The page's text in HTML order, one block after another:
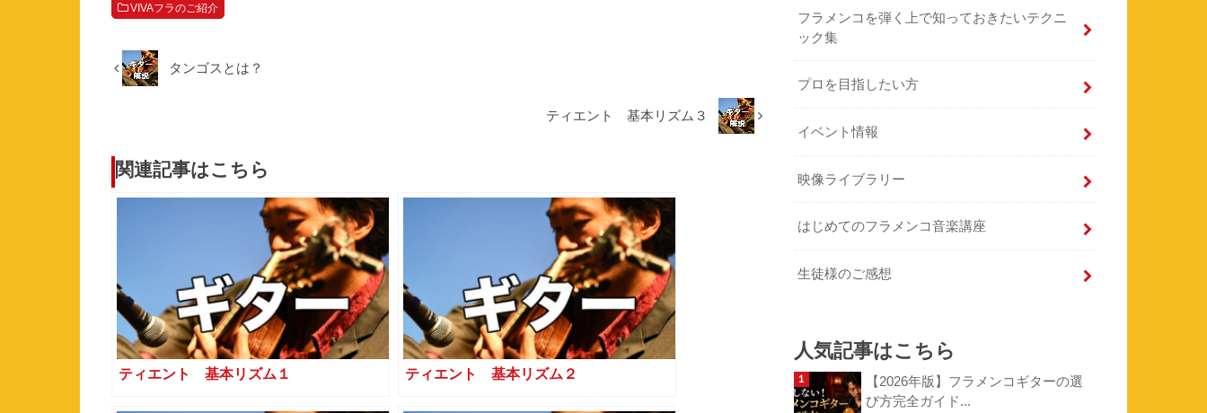
VIVAフラのご紹介
タンゴスとは？
ティエント 基本リズム３
関連記事はこちら
ティエント 基本リズム１ ティエント 基本リズム２
フラメンコを弾く上で知っておきたいテクニ
ック集
プロを目指したい方
イベント情報
映像ライブラリー
はじめてのフラメンコ音楽講座
生徒様のご感想
人気記事はこちら
【2026年版】フラメンコギターの選
び方完全ガイド...